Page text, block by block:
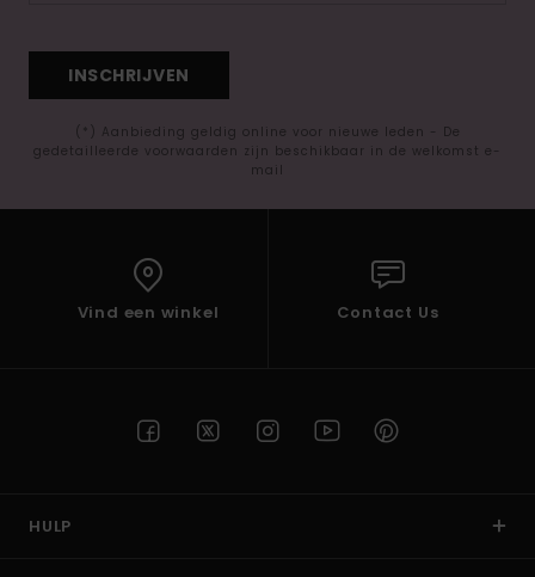
INSCHRIJVEN
(*) Aanbieding geldig online voor nieuwe leden - De
gedetailleerde voorwaarden zijn beschikbaar in de welkomst e-
mail
Vind een winkel Contact Us
HULP